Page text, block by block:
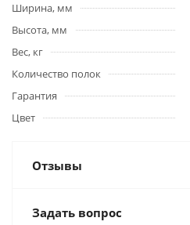
Ширина, мм
Высота, мм
Вес, кг
Количество полок
Гарантия
Цвет
Отзывы
Задать вопрос